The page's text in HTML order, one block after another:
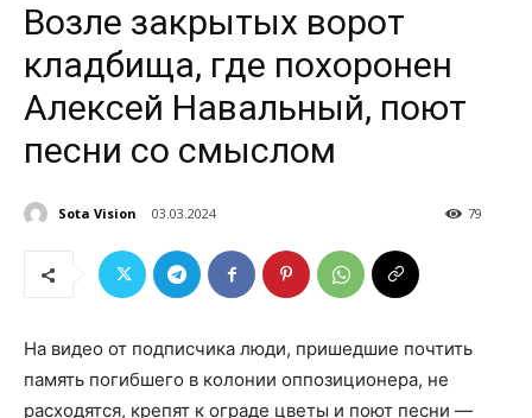
Возле закрытых ворот
кладбища, где похоронен
Алексей Навальный, поют
песни со смыслом
Sota Vision 03.03.2024 79
На видео от подписчика люди, пришедшие почтить
память погибшего в колонии оппозиционера, не
расходятся, крепят к ограде цветы и поют песни —